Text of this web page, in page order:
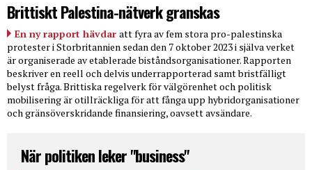
Brittiskt Palestina-nätverk granskas
En ny rapport hävdar att fyra av fem stora pro-palestinska
protester i Storbritannien sedan den 7 oktober 2023 i själva verket
är organiserade av etablerade biståndsorganisationer. Rapporten
beskriver en reell och delvis underrapporterad samt bristfälligt
belyst fråga. Brittiska regelverk för välgörenhet och politisk
mobilisering är otillräckliga för att fånga upp hybridorganisationer
och gränsöverskridande finansiering, oavsett avsändare.
När politiken leker "business"